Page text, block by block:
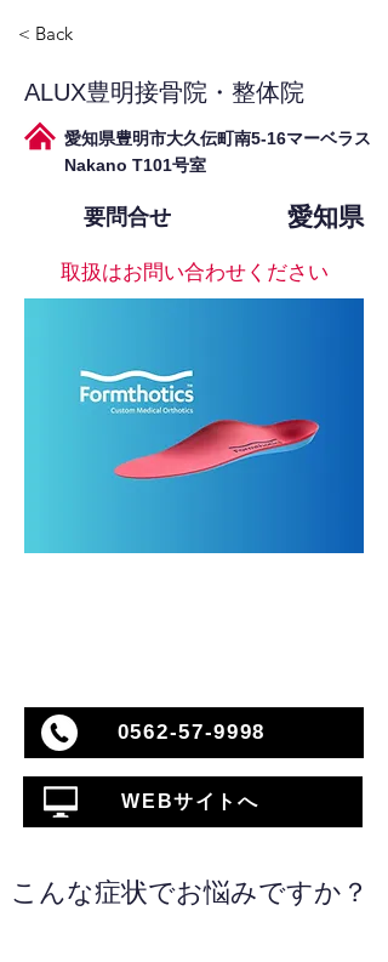
< Back
ALUX豊明接骨院・整体院
愛知県豊明市大久伝町南5-16マーベラス
Nakano T101号室
要問合せ 愛知県
取扱はお問い合わせください
0562-57-9998
WEBサイトへ
こんな症状でお悩みですか？